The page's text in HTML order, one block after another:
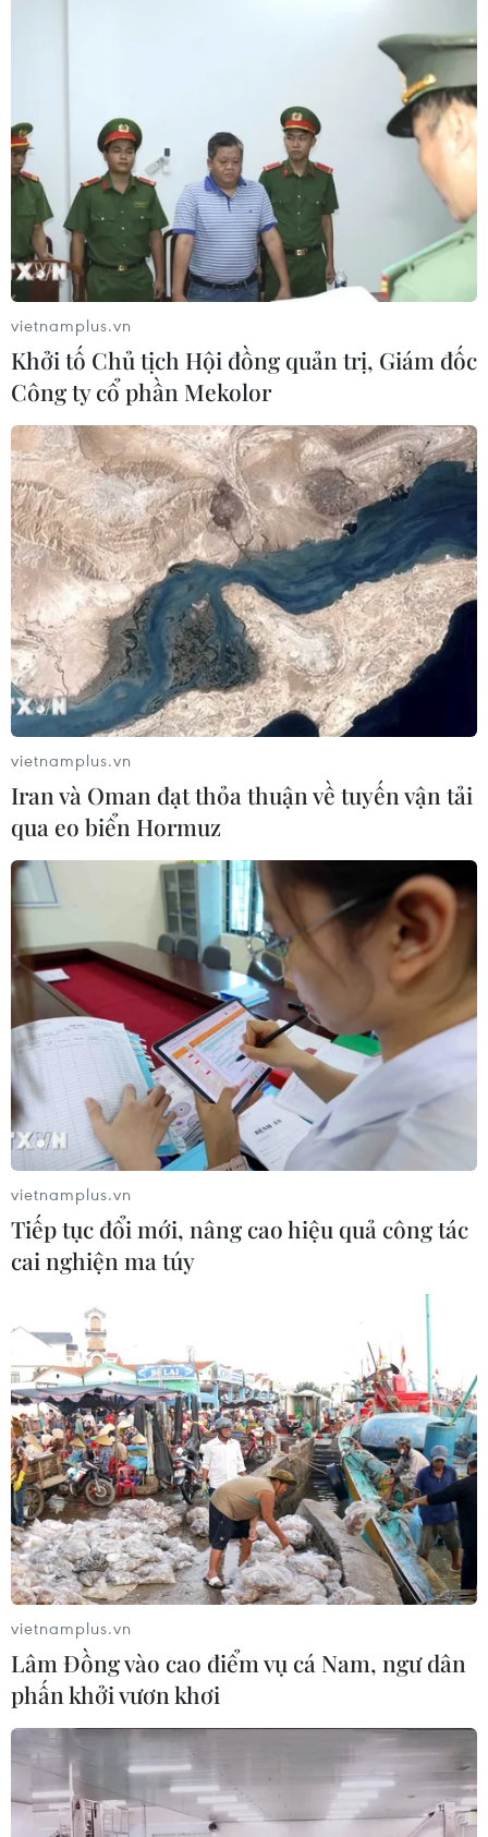
TIN CÙNG CHUYÊN MỤC
NAPAS và KiotViet hợp tác mở rộng
vietnamplus.vn
Khởi tố Chủ tịch Hội đồng quản trị, Giám đốc
Công ty cổ phần Mekolor
vietnamplus.vn
Iran và Oman đạt thỏa thuận về tuyến vận tải
qua eo biển Hormuz
vietnamplus.vn
Tiếp tục đổi mới, nâng cao hiệu quả công tác
cai nghiện ma túy
vietnamplus.vn
Lâm Đồng vào cao điểm vụ cá Nam, ngư dân
phấn khởi vươn khơi